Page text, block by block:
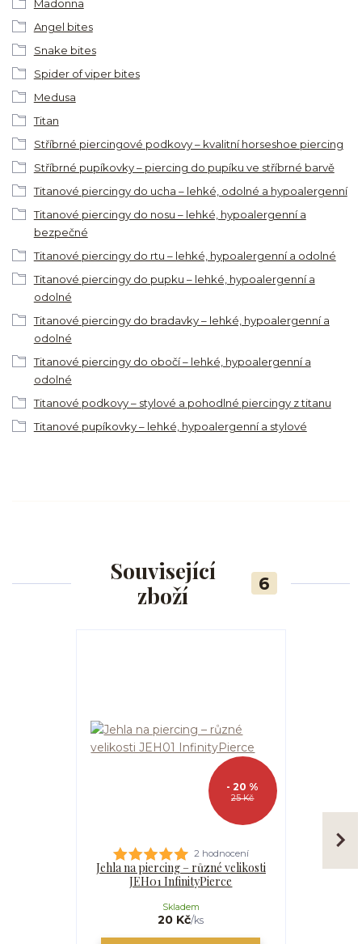
Madonna
Angel bites
Snake bites
Spider of viper bites
Medusa
Titan
Stříbrné piercingové podkovy – kvalitní horseshoe piercing
Stříbrné pupíkovky – piercing do pupíku ve stříbrné barvě
Titanové piercingy do ucha – lehké, odolné a hypoalergenní
Titanové piercingy do nosu – lehké, hypoalergenní a
bezpečné
Titanové piercingy do rtu – lehké, hypoalergenní a odolné
Titanové piercingy do pupku – lehké, hypoalergenní a
odolné
Titanové piercingy do bradavky – lehké, hypoalergenní a
odolné
Titanové piercingy do obočí – lehké, hypoalergenní a
odolné
Titanové podkovy – stylové a pohodlné piercingy z titanu
Titanové pupíkovky – lehké, hypoalergenní a stylové
Související
zboží
6
25 Kč
- 20 %
2 hodnocení
Jehla na piercing – různé velikosti
JEH01 InfinityPierce
20 Kč/ks
Skladem